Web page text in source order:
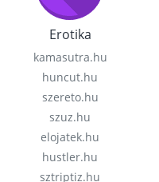
Erotika
kamasutra.hu
huncut.hu
szereto.hu
szuz.hu
elojatek.hu
hustler.hu
sztriptiz.hu